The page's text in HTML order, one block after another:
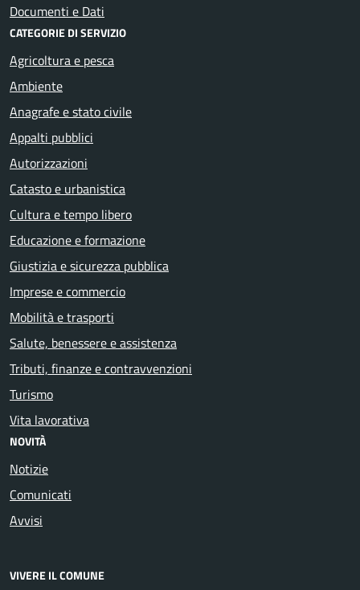
Documenti e Dati
CATEGORIE DI SERVIZIO
Agricoltura e pesca
Ambiente
Anagrafe e stato civile
Appalti pubblici
Autorizzazioni
Catasto e urbanistica
Cultura e tempo libero
Educazione e formazione
Giustizia e sicurezza pubblica
Imprese e commercio
Mobilità e trasporti
Salute, benessere e assistenza
Tributi, finanze e contravvenzioni
Turismo
Vita lavorativa
NOVITÀ
Notizie
Comunicati
Avvisi
VIVERE IL COMUNE